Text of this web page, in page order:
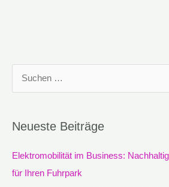
h
e
n
Neueste Beiträge
Elektromobilität im Business:
für Ihren Fuhrpark